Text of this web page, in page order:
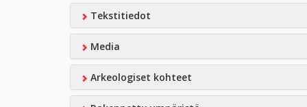
Tekstitiedot
Media
Arkeologiset kohteet